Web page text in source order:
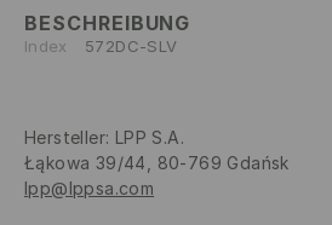
BESCHREIBUNG
Index 572DC-SLV
Hersteller: LPP S.A.
Łąkowa 39/44, 80-769 Gdańsk
lpp@lppsa.com